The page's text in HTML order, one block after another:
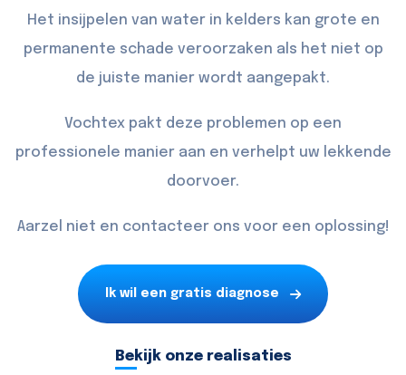
Het insijpelen van water in kelders kan grote en
permanente schade veroorzaken als het niet op
de juiste manier wordt aangepakt.
Vochtex pakt deze problemen op een
professionele manier aan en verhelpt uw lekkende
doorvoer.
Aarzel niet en contacteer ons voor een oplossing!
Ik wil een gratis diagnose
Bekijk onze realisaties